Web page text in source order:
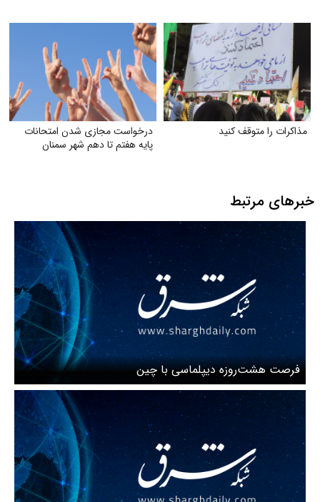
مذاکرات را متوقف کنید
درخواست مجازی شدن امتحانات
پایه هفتم تا دهم شهر سمنان
خبرهای مرتبط
فرصت هشت‌روزه دیپلماسی با چین